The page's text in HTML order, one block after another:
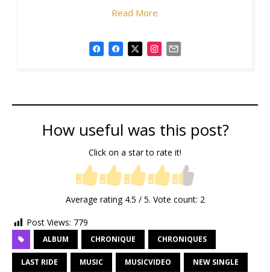
Read More
How useful was this post?
Click on a star to rate it!
Average rating 4.5 / 5. Vote count: 2
Post Views: 779
ALBUM CHRONIQUE CHRONIQUES
LAST RIDE MUSIC MUSICVIDEO NEW SINGLE